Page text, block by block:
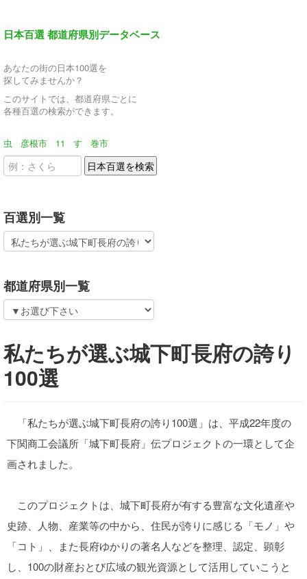
日本百選 都道府県別データベース
あなたの街の日本100選を
探してみませんか？
このサイトでは、都道府県ごとに
各種百選の検索ができます。
虫 彦根市 11 す 巻市
百選別一覧
都道府県別一覧
私たちが選ぶ城下町長府の誇り
100選
「私たちが選ぶ城下町長府の誇り100選」は、平成22年度の
下関商工会議所「城下町長府」伝プロジェクトの一環として企
画されました。
このプロジェクトは、城下町長府が有する豊富な文化遺産や
史跡、人物、産業等の中から、住民が誇りに感じる「モノ」や
「コト」、また長府ゆかりの著名人などを整理、認定、顕彰
し、100の財産おとび広域の観光資源として活用していこうと